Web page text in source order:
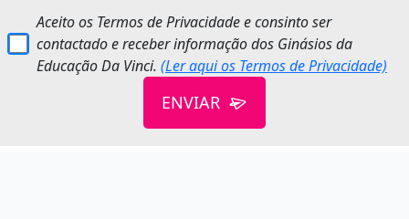
Aceito os Termos de Privacidade e consinto ser
contactado e receber informação dos Ginásios da
Educação Da Vinci.(Ler aqui os Termos de Privacidade)
ENVIAR